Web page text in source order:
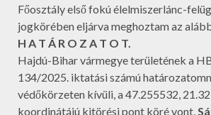
Főosztály első fokú élelmiszerlánc-
jogkörében eljárva meghoztam az
H A T Á R O Z A T O T.
Hajdú-Bihar vármegye területének a
134/2025. iktatási számú
védőkörzeten kívüli, a 47.255532,
koordinátájú kitörési pont köré vont,